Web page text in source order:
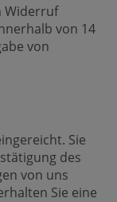
Widerruf
von 14
von
Sie
des
von uns
Sie eine